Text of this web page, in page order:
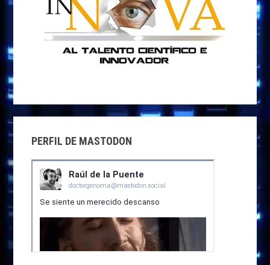
PERFIL DE MASTODON